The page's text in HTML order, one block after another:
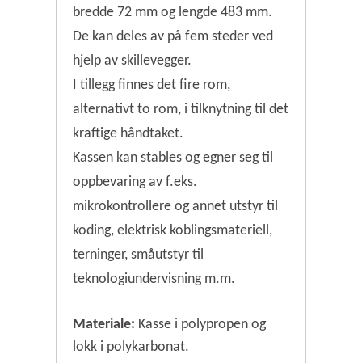
bredde 72 mm og lengde 483 mm.
De kan deles av på fem steder ved
hjelp av skillevegger.
I tillegg finnes det fire rom,
alternativt to rom, i tilknytning til det
kraftige håndtaket.
Kassen kan stables og egner seg til
oppbevaring av f.eks.
mikrokontrollere og annet utstyr til
koding, elektrisk koblingsmateriell,
terninger, småutstyr til
teknologiundervisning m.m.
Materiale: Kasse i polypropen og
lokk i polykarbonat.